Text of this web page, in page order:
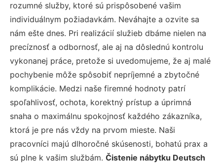
rozumné služby, ktoré sú prispôsobené vašim
individuálnym požiadavkám. Neváhajte a ozvite sa
nám ešte dnes. Pri realizácií služieb dbáme nielen na
precíznosť a odbornosť, ale aj na dôslednú kontrolu
vykonanej práce, pretože si uvedomujeme, že aj malé
pochybenie môže spôsobiť nepríjemné a zbytočné
komplikácie. Medzi naše firemné hodnoty patrí
spoľahlivosť, ochota, korektný prístup a úprimná
snaha o maximálnu spokojnosť každého zákazníka,
ktorá je pre nás vždy na prvom mieste. Naši
pracovníci majú dlhoročné skúsenosti, bohatú prax a
sú plne k vašim službám. Čistenie nábytku Deutsch